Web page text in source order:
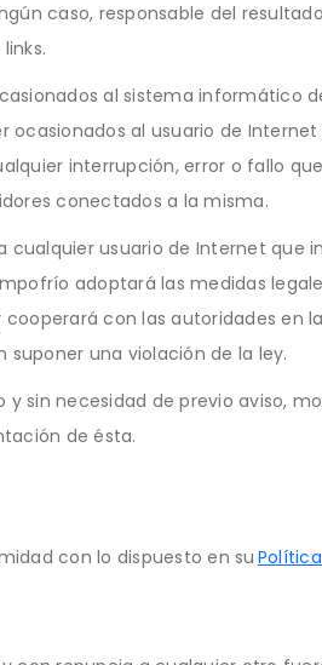
caso, responsable del
al sistema informático
ocasionados al usuario de
interrupción, error o fallo
conectados a la misma.
usuario de Internet que
adoptará las medidas
con las autoridades en
una violación de la ley.
necesidad de previo aviso,
de ésta.
con lo dispuesto en su